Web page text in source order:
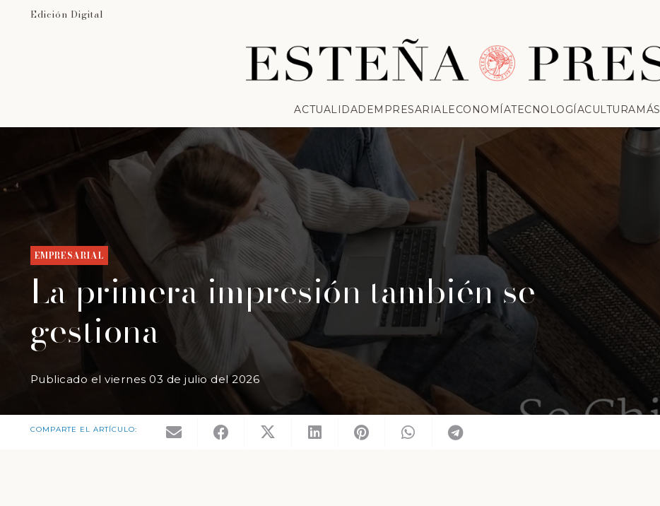
Edición Digital
ACTUALIDAD EMPRESARIALECONOMÍATECNOLOGÍACULTURAMÁS
EMPRESARIAL
La primera impresión también se
gestiona
Publicado elviernes 03 de julio del 2026
COMPARTE EL ARTÍCULO: